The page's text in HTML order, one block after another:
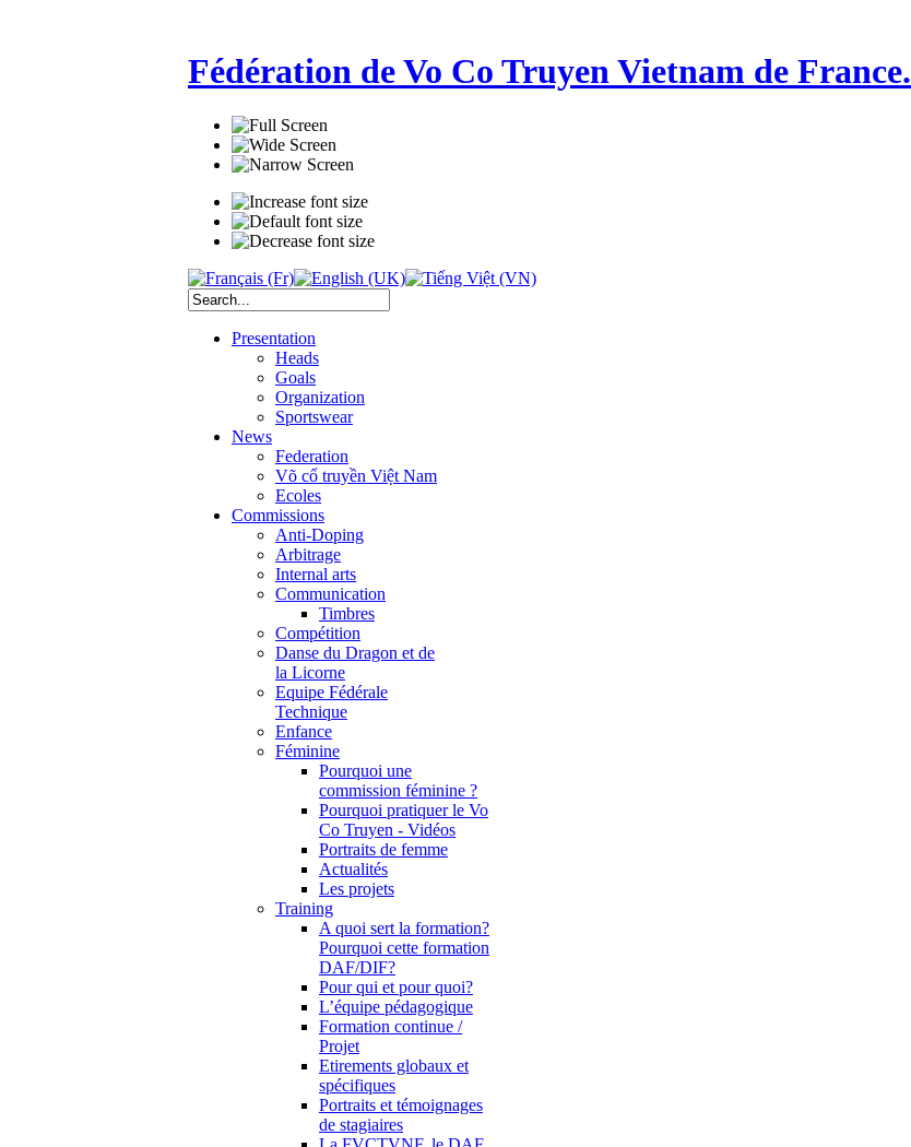
Fédération de Vo Co Truyen Vietnam de France.
Presentation
Heads
Goals
Organization
Sportswear
News
Federation
Võ cổ truyền Việt Nam
Ecoles
Commissions
Anti-Doping
Arbitrage
Internal arts
Communication
Timbres
Compétition
Danse du Dragon et de
la Licorne
Equipe Fédérale
Technique
Enfance
Féminine
Pourquoi une
commission féminine ?
Pourquoi pratiquer le Vo
Co Truyen - Vidéos
Portraits de femme
Actualités
Les projets
Training
A quoi sert la formation?
Pourquoi cette formation
DAF/DIF?
Pour qui et pour quoi?
L’équipe pédagogique
Formation continue /
Projet
Etirements globaux et
spécifiques
Portraits et témoignages
de stagiaires